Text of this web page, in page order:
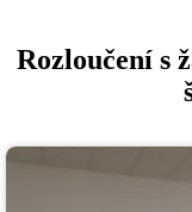
Rozloučení s